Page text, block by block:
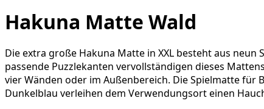
Hakuna Matte Wald
Die extra große Hakuna Matte in XXL besteht aus
passende Puzzlekanten vervollständigen dieses
vier Wänden oder im Außenbereich. Die Spielmatte für
Dunkelblau verleihen dem Verwendungsort einen